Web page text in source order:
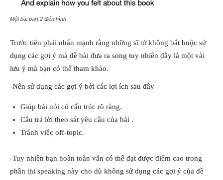
Một bài part 2 điển hình
Trước tiên phải nhấn mạnh rằng những sĩ tử không bắt buộc sử
dụng các gợi ý mà đề bài đưa ra song tuy nhiên đây là một vài
lưu ý mà bạn có thể tham khảo.
-Nên sử dụng các gợi ý bởi các lợi ích sau đây
Giúp bài nói có cấu trúc rõ ràng.
Câu trả lời theo sát yêu cầu của bài .
Tránh việc off-topic.
-Tuy nhiên bạn hoàn toàn vẫn có thể đạt được điểm cao trong
phần thi speaking này cho dù không sử dụng các gợi ý của đề